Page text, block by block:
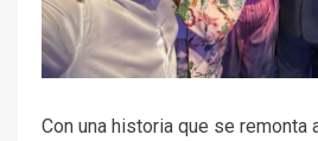
Con una historia que se remonta